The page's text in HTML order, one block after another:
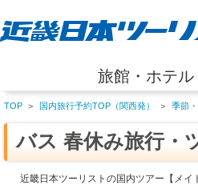
旅館・ホテル
TOP ＞ 国内旅行予約TOP（関西発） ＞ 季節
バス 春休み旅行・
近畿日本ツーリストの国内ツアー【メ